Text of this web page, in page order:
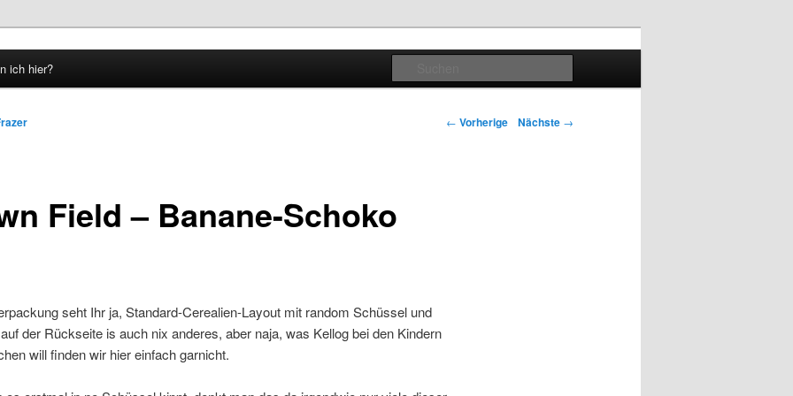
ich hier?
Artikelnavigation
← Vorherige Nächste →
Field – Banane-Schoko
seht Ihr ja, Standard-Cerealien-Layout mit random Schüssel und
der Rückseite is auch nix anderes, aber naja, was Kellog bei den Kindern
will finden wir hier einfach garnicht.